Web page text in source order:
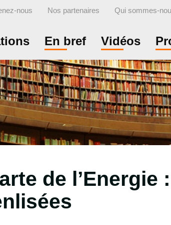
nous Nos partenaires Qui sommes-
En bref Vidéos
de l’Energie